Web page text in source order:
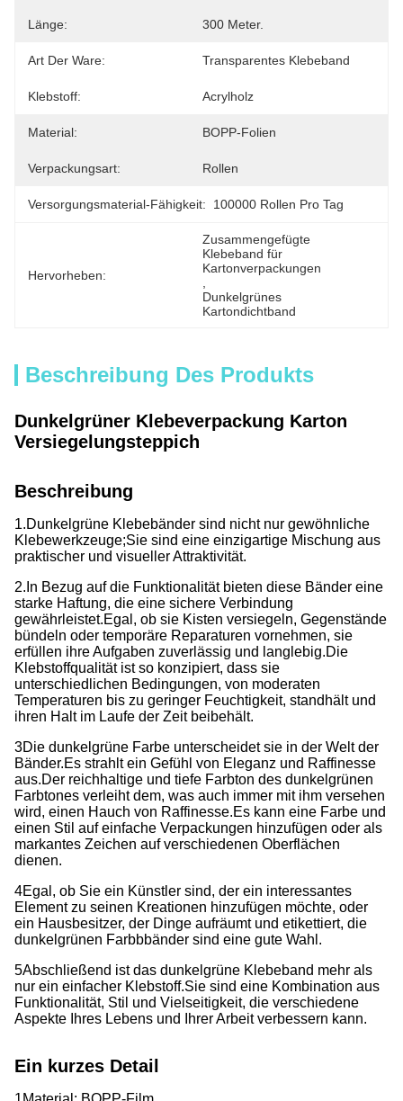
Länge: 300 Meter.
Art Der Ware: Transparentes Klebeband
Klebstoff: Acrylholz
Material: BOPP-Folien
Verpackungsart: Rollen
Versorgungsmaterial-Fähigkeit: 100000 Rollen Pro Tag
Hervorheben:
Zusammengefügte
Klebeband für
Kartonverpackungen
Dunkelgrünes
Kartondichtband
Beschreibung Des Produkts
Dunkelgrüner Klebeverpackung Karton
Versiegelungsteppich
Beschreibung
1.Dunkelgrüne Klebebänder sind nicht nur gewöhnliche
Klebewerkzeuge;Sie sind eine einzigartige Mischung aus
praktischer und visueller Attraktivität.
2.In Bezug auf die Funktionalität bieten diese Bänder eine
starke Haftung, die eine sichere Verbindung
gewährleistet.Egal, ob sie Kisten versiegeln, Gegenstände
bündeln oder temporäre Reparaturen vornehmen, sie
erfüllen ihre Aufgaben zuverlässig und langlebig.Die
Klebstoffqualität ist so konzipiert, dass sie
unterschiedlichen Bedingungen, von moderaten
Temperaturen bis zu geringer Feuchtigkeit, standhält und
ihren Halt im Laufe der Zeit beibehält.
3Die dunkelgrüne Farbe unterscheidet sie in der Welt der
Bänder.Es strahlt ein Gefühl von Eleganz und Raffinesse
aus.Der reichhaltige und tiefe Farbton des dunkelgrünen
Farbtones verleiht dem, was auch immer mit ihm versehen
wird, einen Hauch von Raffinesse.Es kann eine Farbe und
einen Stil auf einfache Verpackungen hinzufügen oder als
markantes Zeichen auf verschiedenen Oberflächen
dienen.
4Egal, ob Sie ein Künstler sind, der ein interessantes
Element zu seinen Kreationen hinzufügen möchte, oder
ein Hausbesitzer, der Dinge aufräumt und etikettiert, die
dunkelgrünen Farbbbänder sind eine gute Wahl.
5Abschließend ist das dunkelgrüne Klebeband mehr als
nur ein einfacher Klebstoff.Sie sind eine Kombination aus
Funktionalität, Stil und Vielseitigkeit, die verschiedene
Aspekte Ihres Lebens und Ihrer Arbeit verbessern kann.
Ein kurzes Detail